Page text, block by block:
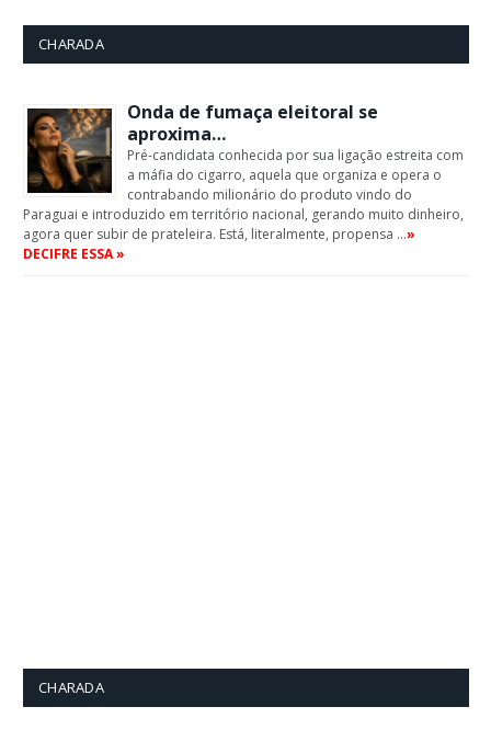
CHARADA
Onda de fumaça eleitoral se
aproxima…
Pré-candidata conhecida por sua ligação estreita com
a máfia do cigarro, aquela que organiza e opera o
contrabando milionário do produto vindo do
Paraguai e introduzido em território nacional, gerando muito dinheiro,
agora quer subir de prateleira. Está, literalmente, propensa …»
DECIFRE ESSA »
CHARADA